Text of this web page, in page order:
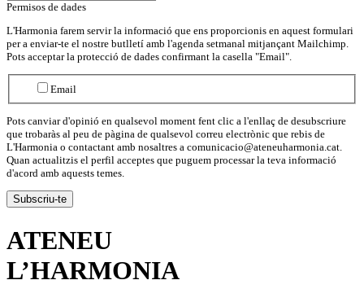
Permisos de dades
L'Harmonia farem servir la informació que ens proporcionis en aquest formulari
per a enviar-te el nostre butlletí amb l'agenda setmanal mitjançant Mailchimp.
Pots acceptar la protecció de dades confirmant la casella "Email".
Email
Pots canviar d'opinió en qualsevol moment fent clic a l'enllaç de desubscriure
que trobaràs al peu de pàgina de qualsevol correu electrònic que rebis de
L'Harmonia o contactant amb nosaltres a comunicacio@ateneuharmonia.cat.
Quan actualitzis el perfil acceptes que puguem processar la teva informació
d'acord amb aquests temes.
ATENEU
L’HARMONIA